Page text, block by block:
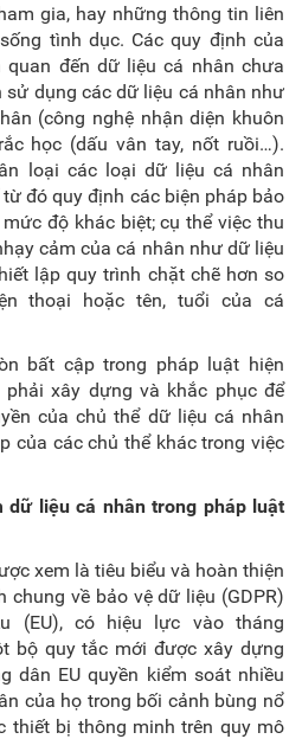
gia, hay những thông tin liên
tình dục. Các quy định của
quan đến dữ liệu cá nhân chưa
dụng các dữ liệu cá nhân như
(công nghệ nhận diện khuôn
học (dấu vân tay, nốt ruồi…).
loại các loại dữ liệu cá nhân
đó quy định các biện pháp bảo
độ khác biệt; cụ thể việc thu
cảm của cá nhân như dữ liệu
lập quy trình chặt chẽ hơn so
thoại hoặc tên, tuổi của cá
bất cập trong pháp luật hiện
phải xây dựng và khắc phục để
của chủ thể dữ liệu cá nhân
của các chủ thể khác trong việc
dữ liệu cá nhân trong pháp luật
xem là tiêu biểu và hoàn thiện
chung về bảo vệ dữ liệu (GDPR)
(EU), có hiệu lực vào tháng
bộ quy tắc mới được xây dựng
dân EU quyền kiểm soát nhiều
của họ trong bối cảnh bùng nổ
thiết bị thông minh trên quy mô